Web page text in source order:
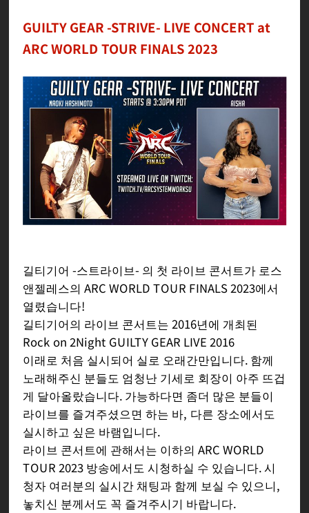
GUILTY GEAR -STRIVE- LIVE CONCERT at
ARC WORLD TOUR FINALS 2023
길티기어 -스트라이브- 의 첫 라이브 콘서트가 로스
앤젤레스의 ARC WORLD TOUR FINALS 2023에서
열렸습니다!
길티기어의 라이브 콘서트는 2016년에 개최된
Rock on 2Night GUILTY GEAR LIVE 2016
이래로 처음 실시되어 실로 오래간만입니다. 함께
노래해주신 분들도 엄청난 기세로 회장이 아주 뜨겁
게 달아올랐습니다. 가능하다면 좀더 많은 분들이
라이브를 즐겨주셨으면 하는 바, 다른 장소에서도
실시하고 싶은 바램입니다.
라이브 콘서트에 관해서는 이하의 ARC WORLD
TOUR 2023 방송에서도 시청하실 수 있습니다. 시
청자 여러분의 실시간 채팅과 함께 보실 수 있으니,
놓치신 분께서도 꼭 즐겨주시기 바랍니다.